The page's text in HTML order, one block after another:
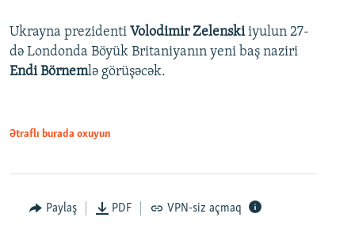
Ukrayna prezidenti Volodimir Zelenskiiyulun 27-
də Londonda Böyük Britaniyanın yeni baş naziri
Endi Börnemlə görüşəcək.
Ətraflı burada oxuyun
Paylaş PDF VPN-siz açmaq